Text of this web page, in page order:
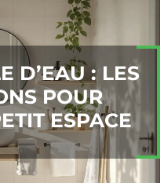
D’EAU : LES
POUR
ESPACE